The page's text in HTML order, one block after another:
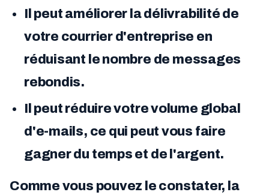
Il peut améliorer la délivrabilité de
votre courrier d'entreprise en
réduisant le nombre de messages
rebondis.
Il peut réduire votre volume global
d'e-mails, ce qui peut vous faire
gagner du temps et de l'argent.
Comme vous pouvez le constater, la